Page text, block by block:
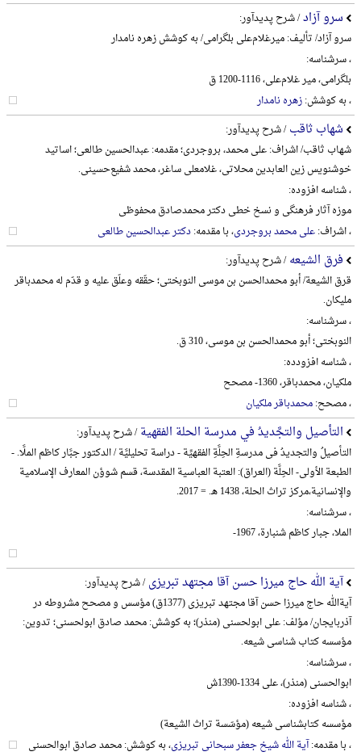
سرو آزاد/ شرح پدیدآور:
سرو آزاد/ تألیف: میرغلام‌علی بلگرامی/ به کوشش زهره نامدار
، سرشناسه:
بلگرامی، میر غلام‌علی، 1116-1200 ق
، به کوشش:زهره نامدار
شهاب ثاقب/ شرح پدیدآور:
شهاب ثاقب/ اشراف: علی محمد، بروجردی؛ مقدمه: عبدالحسین طالعی؛ اساتید
خوشنویس زین العابدین محلاتی، غلامعلی ساغر، محمد شفیع‌حسینی.
، شناسه افزوده:
موزه آثار فرهنگی و نسخ خطی دکتر محمدصادق محفوظی
، اشراف:علی محمد بروجردی، با مقدمه:دکتر عبدالحسین طالعی
فرق الشیعه/ شرح پدیدآور:
قرق الشیعة/ أبو محمدالحسن بن موسی النوبختی؛ حقّقه وعلّق علیه و قدّم له محمدباقر
ملیکان.
، سرشناسه:
النوبختی؛ أبو محمدالحسن بن موسی، 310 ق.
، شناسه افزودده:
ملکیان، محمدباقر، 1360- مصحح
، مصحح:محمدباقر ملکیان
التأصیل والتجَّدیدُ في مدرسة الحلة الفقهیة/ شرح پدیدآور:
التأصیلُ والتجدیدُ فی مدرسةِ الحِلَّةِ الفقهیِّة - دراسة تحلیلیَّة / الدکتور جبَّار کاظم الملَّا. -
الطبعة الأولی- الحِلَّة (العراق): العتبة العباسیة المقدسة، قسم شوؤن المعارف الإسلامیة
والإنسانیة،‌مرکز تراث الحلة، 1438 هـ. = 2017.
، سرشناسه:
الملا، جبار کاظم شنبارة، 1967-
آیة الله حاج میرزا حسن آقا مجتهد تبریزی/ شرح پدیدآور:
آیةالله حاج میرزا حسن آقا مجتهد تبریزی (1377ق) مؤسس و مصحح مشروطه در
آذربایجان/ مؤلف: علی ابولحسنی (منذر)؛ به کوشش: محمد صادق ابولحسنی؛ تدوین:
مؤسسه کتاب شناسی شیعه.
، سرشناسه:
ابوالحسنی (منذر)، علی 1334-1390ش
، شناسه افزوده:
مؤسسه کتابشناسی شیعه (مؤسّسة تراث الشیعة)
، با مقدمه:آیة الله شیخ جعفر سبحانی تبریزی، به کوشش: محمد صادق ابوالحسنی